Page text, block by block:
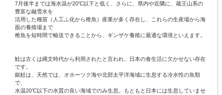
7月後半までは海水温が20℃以下と低く、さらに、県内や近隣に、蔵王山系の
豊富な融雪水を
活用した種苗（人工ふ化から稚魚）産業が多く存在し、これらの生産場から海
面の養殖場まで
稚魚を短時間で輸送できることから、ギンザケ養殖に最適な環境といえます。
鮭は古くは縄文時代から利用されたと言われ、日本の食生活に欠かせない存在
です。
銀鮭は、天然では、オホーツク海や北部太平洋海域に生息する冷水性の魚類
で、
水温20℃以下の水質の良い海域でのみ生息。もともと日本には生息していませ